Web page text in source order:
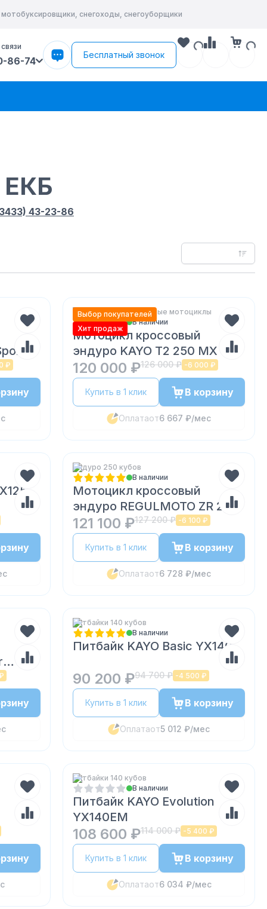
снегоходы, снегоуборщики
86-74
Бесплатный звонок
ЕКБ
43-23-86
₽
Выбор покупателей
Хит продаж
Китайские Внедорожные мотоциклы
В наличии
Мотоцикл кроссовый
эндуро KAYO T2 250 MX
120 000 ₽126 000 ₽ -6 000 ₽
Купить в 1 клик В корзину
Оплатаот6 667 ₽/мес
Эндуро 250 кубов
В наличии
Мотоцикл кроссовый
эндуро REGULMOTO ZR 250
PR
121 100 ₽127 200 ₽ -6 100 ₽
Купить в 1 клик В корзину
Оплатаот6 728 ₽/мес
Питбайки 140 кубов
В наличии
Питбайк KAYO Basic YX140
90 200 ₽94 700 ₽ -4 500 ₽
Купить в 1 клик В корзину
Оплатаот5 012 ₽/мес
Питбайки 140 кубов
В наличии
Питбайк KAYO Evolution
YX140EM
108 600 ₽114 000 ₽ -5 400 ₽
Купить в 1 клик В корзину
Оплатаот6 034 ₽/мес